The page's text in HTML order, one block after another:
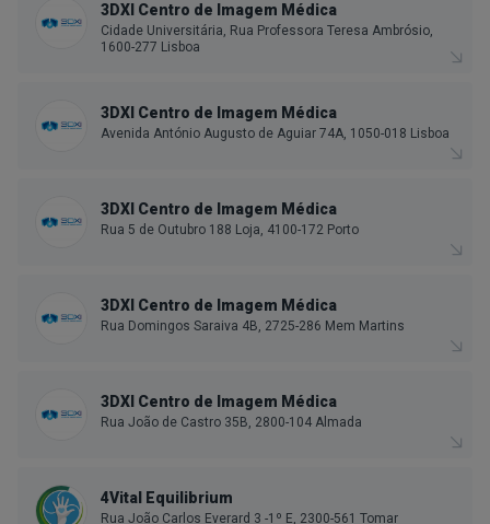
3DXI Centro de Imagem Médica
Cidade Universitária, Rua Professora Teresa Ambrósio,
1600-277 Lisboa
3DXI Centro de Imagem Médica
Avenida António Augusto de Aguiar 74A, 1050-018 Lisboa
3DXI Centro de Imagem Médica
Rua 5 de Outubro 188 Loja, 4100-172 Porto
3DXI Centro de Imagem Médica
Rua Domingos Saraiva 4B, 2725-286 Mem Martins
3DXI Centro de Imagem Médica
Rua João de Castro 35B, 2800-104 Almada
4Vital Equilibrium
Rua João Carlos Everard 3 -1º E, 2300-561 Tomar